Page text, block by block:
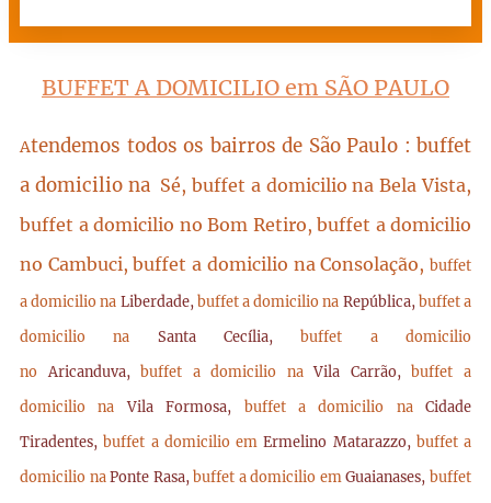
BUFFET A DOMICILIO em SÃO PAULO
Atendemos todos os bairros de São Paulo : buffet
a domicilio na Sé, buffet a domicilio na Bela Vista,
buffet a domicilio no Bom Retiro, buffet a domicilio
no Cambuci, buffet a domicilio na Consolação, buffet
a domicilio na Liberdade,buffet a domicilio na República,buffet a
domicilio na Santa Cecília,buffet a domicilio
noAricanduva,buffet a domicilio naVila Carrão,buffet a
domicilio naVila Formosa, buffet a domicilio na Cidade
Tiradentes,buffet a domicilio emErmelino Matarazzo, buffet a
domicilio naPonte Rasa,buffet a domicilio emGuaianases,buffet